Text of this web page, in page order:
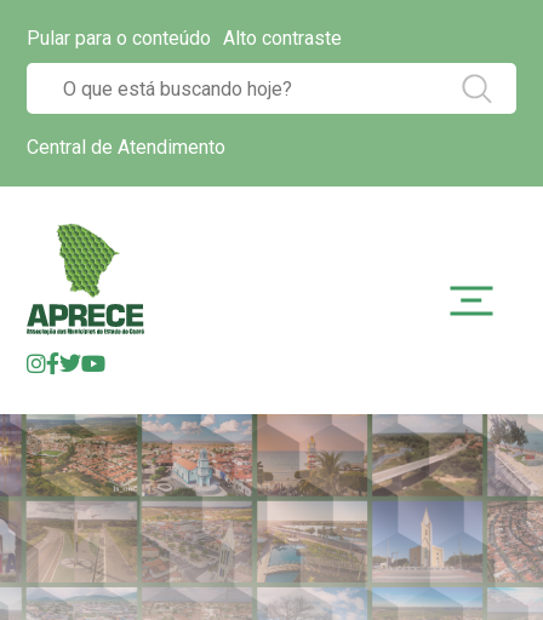
Pular para o conteúdo Alto contraste
Central de Atendimento